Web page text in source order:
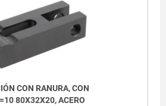
CON RANURA, CON
80X32X20, ACERO